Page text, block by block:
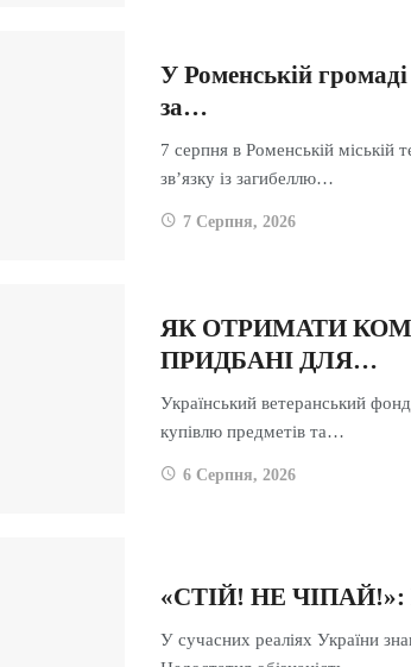
У Роменській
за…
7 серпня в Роменській міській
зв’язку із загибеллю…
7 Серпня, 2026
ЯК ОТРИМАТИ
ПРИДБАНІ ДЛЯ…
Український ветеранський
купівлю предметів та…
6 Серпня, 2026
«СТІЙ! НЕ
У сучасних реаліях України